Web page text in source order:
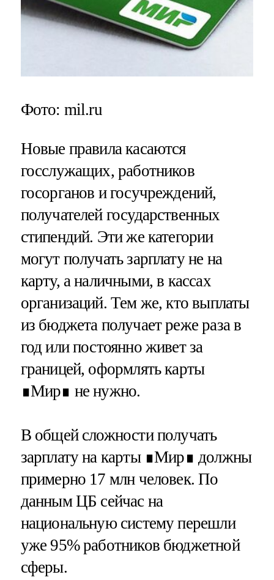
Фото: mil.ru
Новые правила касаются
госслужащих, работников
госорганов и госучреждений,
получателей государственных
стипендий. Эти же категории
могут получать зарплату не на
карту, а наличными, в кассах
организаций. Тем же, кто выплаты
из бюджета получает реже раза в
год или постоянно живет за
границей, оформлять карты
∎Мир∎ не нужно.
В общей сложности получать
зарплату на карты ∎Мир∎ должны
примерно 17 млн человек. По
данным ЦБ сейчас на
национальную систему перешли
уже 95% работников бюджетной
сферы.